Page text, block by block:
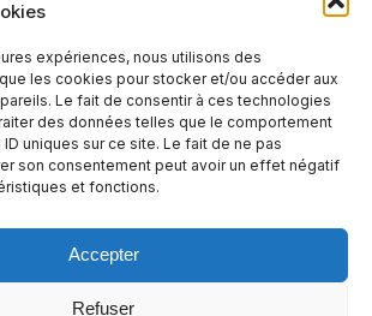
expériences, nous utilisons des
les cookies pour stocker et/ou accéder aux
Le fait de consentir à ces technologies
des données telles que le comportement
uniques sur ce site. Le fait de ne pas
son consentement peut avoir un effet négatif
et fonctions.
Accepter
Refuser